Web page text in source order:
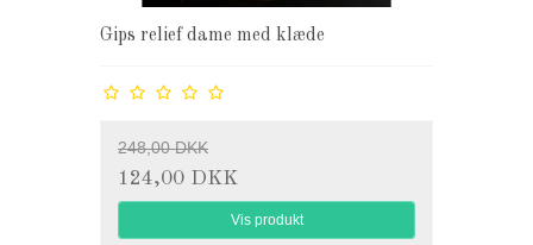
Gips relief dame med klæde
248,00 DKK
124,00 DKK
Vis produkt